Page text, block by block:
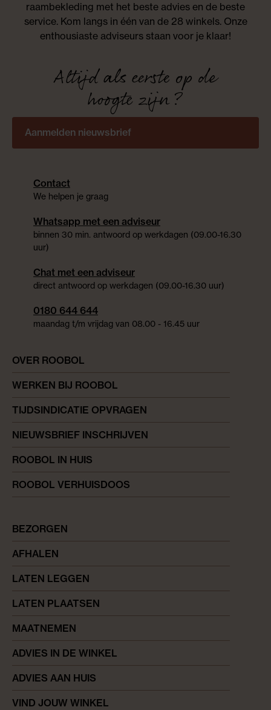
raambekleding met het beste advies en de beste
service. Kom langs in één van de 28 winkels. Onze
enthousiaste adviseurs staan voor je klaar!
Altijd als eerste op de
hoogte zijn?
Aanmelden nieuwsbrief
OVER ROOBOL
WERKEN BIJ ROOBOL
TIJDSINDICATIE OPVRAGEN
NIEUWSBRIEF INSCHRIJVEN
ROOBOL IN HUIS
ROOBOL VERHUISDOOS
BEZORGEN
AFHALEN
LATEN LEGGEN
LATEN PLAATSEN
MAATNEMEN
ADVIES IN DE WINKEL
ADVIES AAN HUIS
VIND JOUW WINKEL
Contact
We helpen je graag
Whatsapp met een adviseur
binnen 30 min. antwoord op werkdagen (09.00-16.30
uur)
Chat met een adviseur
direct antwoord op werkdagen (09.00-16.30 uur)
0180 644 644
maandag t/m vrijdag van 08.00 - 16.45 uur